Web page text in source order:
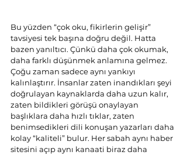
Bu yüzden “çok oku, fikirlerin gelişir”
tavsiyesi tek başına doğru değil. Hatta
bazen yanıltıcı. Çünkü daha çok okumak,
daha farklı düşünmek anlamına gelmez.
Çoğu zaman sadece aynı yankıyı
kalınlaştırır. İnsanlar zaten inandıkları şeyi
doğrulayan kaynaklarda daha uzun kalır,
zaten bildikleri görüşü onaylayan
başlıklara daha hızlı tıklar, zaten
benimsedikleri dili konuşan yazarları daha
kolay “kaliteli” bulur. Her sabah aynı haber
sitesini açıp aynı kanaati biraz daha